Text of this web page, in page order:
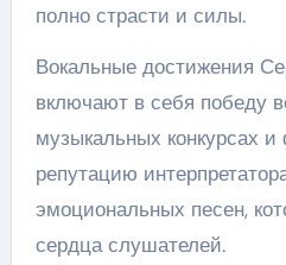
полно страсти и силы.
Вокальные достижения
включают в себя победу
музыкальных конкурсах
репутацию
эмоциональных песен,
сердца слушателей.